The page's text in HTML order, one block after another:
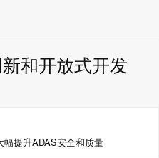
和开放式开发
提升ADAS安全和质量